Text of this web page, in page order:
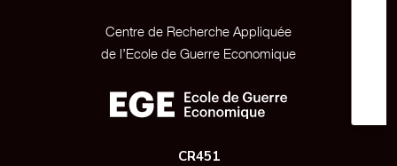
Centre de Recherche Appliquée
de l’Ecole de Guerre Economique
CR451